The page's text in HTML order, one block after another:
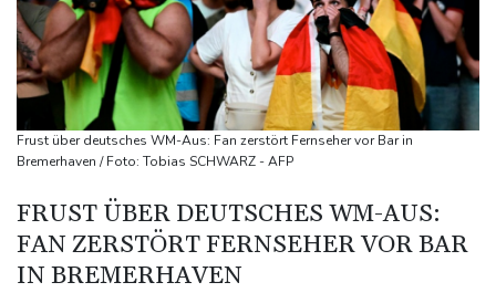
Staatsbürgerschaft
Erdogan reist zu Dreier-Gipfel mit Pakistan nach Saudi-Arabien
58 Soldaten im Jemen bei Huthi-Angriffen getötet - Regierung
kündigt Vergeltung an
UEFA hält an FIFA-Boykott fest - CAF hält zu Infantino
Jemen: 38 Soldaten bei Huthi-Angriffen getötet - Regierung
kündigt Vergeltung an
Mindestens zwei Tote bei Bombenexplosion in Kleinbus nahe
Damaskus
Frust über deutsches WM-Aus: Fan zerstört Fernseher vor Bar in
Bremerhaven / Foto: Tobias SCHWARZ - AFP
FRUST ÜBER DEUTSCHES WM-AUS:
FAN ZERSTÖRT FERNSEHER VOR BAR
IN BREMERHAVEN